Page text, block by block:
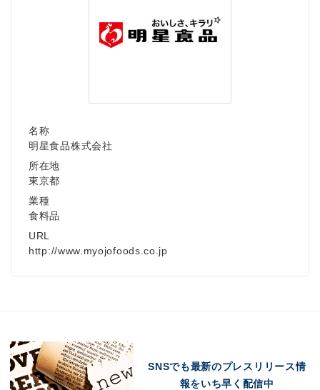
名称
明星食品株式会社
所在地
東京都
業種
食料品
URL
http://www.myojofoods.co.jp
SNSでも最新のプレスリリース情
報をいち早く配信中